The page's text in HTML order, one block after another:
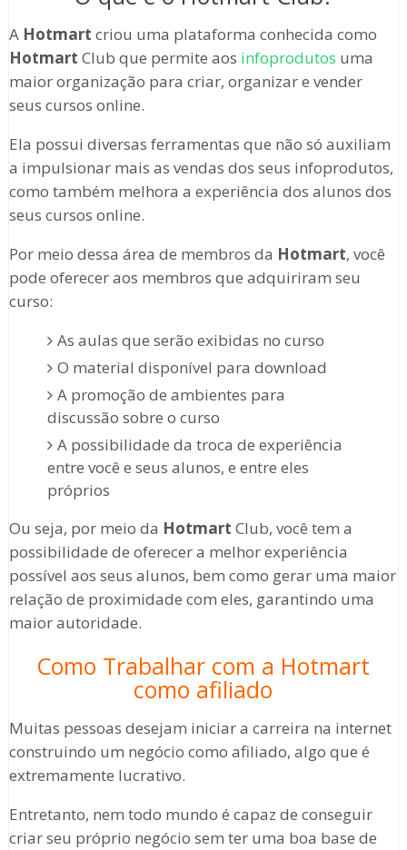
A Hotmart criou uma plataforma conhecida como
Hotmart Club que permite aos infoprodutos uma
maior organização para criar, organizar e vender
seus cursos online.
Ela possui diversas ferramentas que não só auxiliam
a impulsionar mais as vendas dos seus infoprodutos,
como também melhora a experiência dos alunos dos
seus cursos online.
Por meio dessa área de membros da Hotmart, você
pode oferecer aos membros que adquiriram seu
curso:
As aulas que serão exibidas no curso
O material disponível para download
A promoção de ambientes para
discussão sobre o curso
A possibilidade da troca de experiência
entre você e seus alunos, e entre eles
próprios
Ou seja, por meio da Hotmart Club, você tem a
possibilidade de oferecer a melhor experiência
possível aos seus alunos, bem como gerar uma maior
relação de proximidade com eles, garantindo uma
maior autoridade.
Como Trabalhar com a Hotmart
como afiliado
Muitas pessoas desejam iniciar a carreira na internet
construindo um negócio como afiliado, algo que é
extremamente lucrativo.
Entretanto, nem todo mundo é capaz de conseguir
criar seu próprio negócio sem ter uma boa base de